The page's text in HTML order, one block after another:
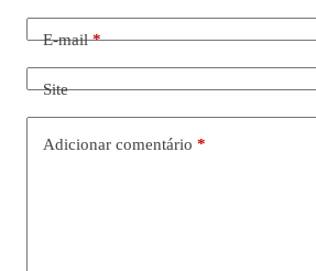
E-mail*
Site
Adicionar comentário *